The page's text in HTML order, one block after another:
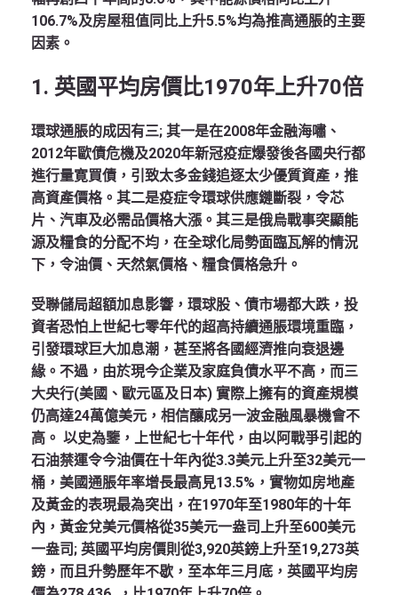
106.7%及房屋租值同比上升5.5%均為推高通脹的主要
因素。
1. 英國平均房價比1970年上升70倍
環球通脹的成因有三; 其一是在2008年金融海嘯、
2012年歐債危機及2020年新冠疫症爆發後各國央行都
進行量寛買債，引致太多金錢追逐太少優質資產，推
高資產價格。其二是疫症令環球供應鏈斷裂，令芯
片、汽車及必需品價格大漲。其三是俄烏戰事突顯能
源及糧食的分配不均，在全球化局勢面臨瓦解的情況
下，令油價、天然氣價格、糧食價格急升。
受聯儲局超額加息影響，環球股、債市場都大跌，投
資者恐怕上世紀七零年代的超高持續通脹環境重臨，
引發環球巨大加息潮，甚至將各國經濟推向衰退邊
緣。不過，由於現今企業及家庭負債水平不高，而三
大央行(美國、歐元區及日本) 實際上擁有的資產規模
仍高達24萬億美元，相信釀成另一波金融風暴機會不
高。 以史為鑒，上世紀七十年代，由以阿戰爭引起的
石油禁運令今油價在十年內從3.3美元上升至32美元一
桶，美國通脹年率增長最高見13.5%，實物如房地產
及黃金的表現最為突出，在1970年至1980年的十年
內，黃金兌美元價格從35美元一盎司上升至600美元
一盎司; 英國平均房價則從3,920英鎊上升至19,273英
鎊，而且升勢歷年不歇，至本年三月底，英國平均房